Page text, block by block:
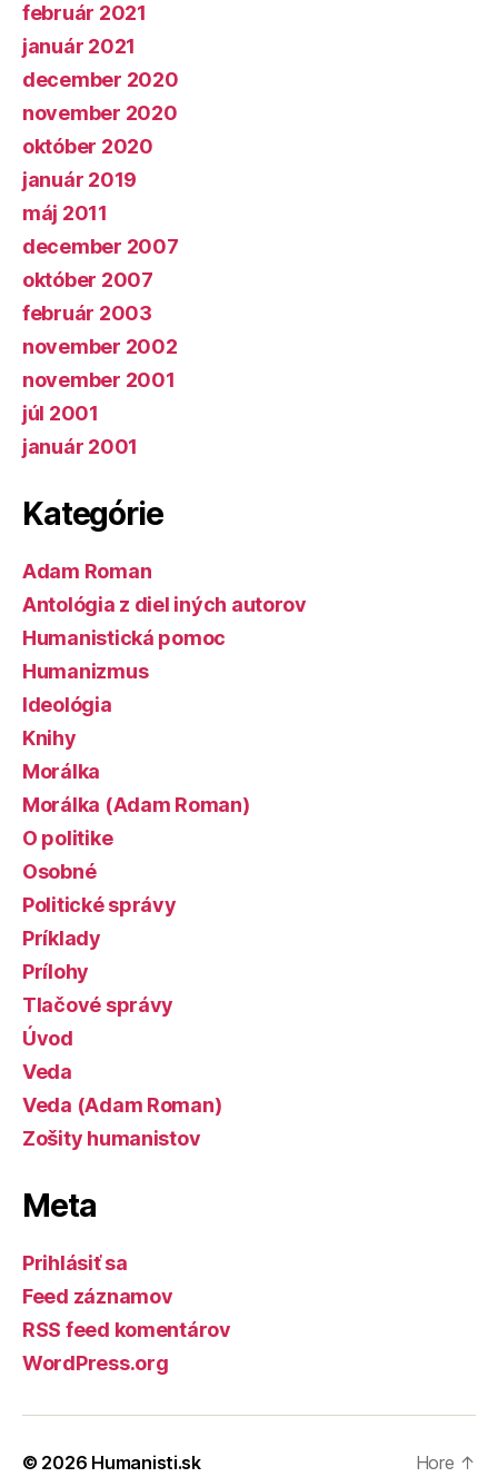
február 2021
január 2021
december 2020
november 2020
október 2020
január 2019
máj 2011
december 2007
október 2007
február 2003
november 2002
november 2001
júl 2001
január 2001
Kategórie
Adam Roman
Antológia z diel iných autorov
Humanistická pomoc
Humanizmus
Ideológia
Knihy
Morálka
Morálka (Adam Roman)
O politike
Osobné
Politické správy
Príklady
Prílohy
Tlačové správy
Úvod
Veda
Veda (Adam Roman)
Zošity humanistov
Meta
Prihlásiť sa
Feed záznamov
RSS feed komentárov
WordPress.org
© 2026 Humanisti.sk Hore ↑